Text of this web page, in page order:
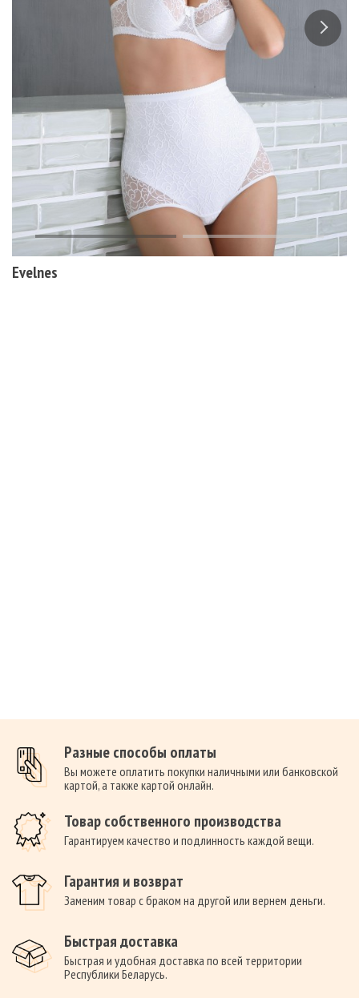
Evelnes
Разные способы оплаты
Вы можете оплатить покупки наличными или банковской
картой, а также картой онлайн.
Товар собственного производства
Гарантируем качество и подлинность каждой вещи.
Гарантия и возврат
Заменим товар с браком на другой или вернем деньги.
Быстрая доставка
Быстрая и удобная доставка по всей территории
Республики Беларусь.